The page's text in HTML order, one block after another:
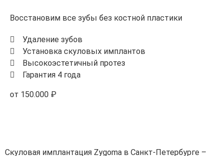
Восстановим все зубы без костной пластики
Удаление зубов
Установка скуловых имплантов
Высокоэстетичный протез
Гарантия 4 года
от 150.000 ₽
Скуловая имплантация Zygoma в Санкт-Петербурге –